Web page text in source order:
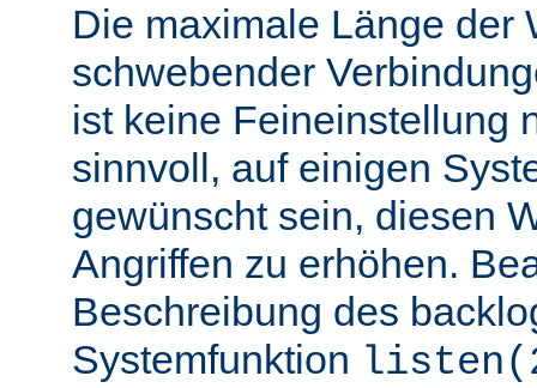
Die maximale Länge der
schwebender
ist keine Feineinstellung
sinnvoll, auf einigen
gewünscht sein, diesen
Angriffen zu erhöhen.
Beschreibung des
Systemfunktion